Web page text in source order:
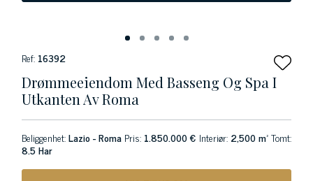
Ref: 16392
Drømmeeiendom Med Basseng Og Spa I
Utkanten Av Roma
Beliggenhet:Lazio - Roma Pris: 1.850.000 € Interiør: 2,500 m²Tomt:
8.5 Har